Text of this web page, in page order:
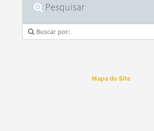
Pesquisar
Mapa do Site